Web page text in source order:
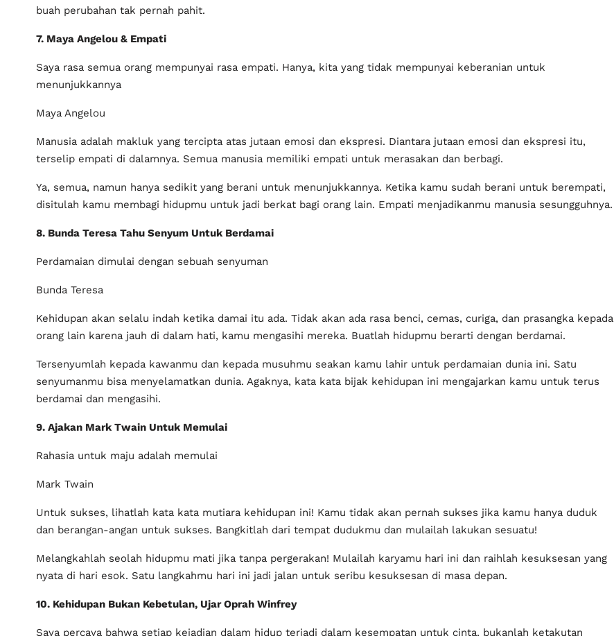
buah perubahan tak pernah pahit.
7. Maya Angelou & Empati
Saya rasa semua orang mempunyai rasa empati. Hanya, kita yang tidak mempunyai keberanian untuk
menunjukkannya
Maya Angelou
Manusia adalah makluk yang tercipta atas jutaan emosi dan ekspresi. Diantara jutaan emosi dan ekspresi itu,
terselip empati di dalamnya. Semua manusia memiliki empati untuk merasakan dan berbagi.
Ya, semua, namun hanya sedikit yang berani untuk menunjukkannya. Ketika kamu sudah berani untuk berempati,
disitulah kamu membagi hidupmu untuk jadi berkat bagi orang lain. Empati menjadikanmu manusia sesungguhnya.
8. Bunda Teresa Tahu Senyum Untuk Berdamai
Perdamaian dimulai dengan sebuah senyuman
Bunda Teresa
Kehidupan akan selalu indah ketika damai itu ada. Tidak akan ada rasa benci, cemas, curiga, dan prasangka kepada
orang lain karena jauh di dalam hati, kamu mengasihi mereka. Buatlah hidupmu berarti dengan berdamai.
Tersenyumlah kepada kawanmu dan kepada musuhmu seakan kamu lahir untuk perdamaian dunia ini. Satu
senyumanmu bisa menyelamatkan dunia. Agaknya, kata kata bijak kehidupan ini mengajarkan kamu untuk terus
berdamai dan mengasihi.
9. Ajakan Mark Twain Untuk Memulai
Rahasia untuk maju adalah memulai
Mark Twain
Untuk sukses, lihatlah kata kata mutiara kehidupan ini! Kamu tidak akan pernah sukses jika kamu hanya duduk
dan berangan-angan untuk sukses. Bangkitlah dari tempat dudukmu dan mulailah lakukan sesuatu!
Melangkahlah seolah hidupmu mati jika tanpa pergerakan! Mulailah karyamu hari ini dan raihlah kesuksesan yang
nyata di hari esok. Satu langkahmu hari ini jadi jalan untuk seribu kesuksesan di masa depan.
10. Kehidupan Bukan Kebetulan, Ujar Oprah Winfrey
Saya percaya bahwa setiap kejadian dalam hidup terjadi dalam kesempatan untuk cinta, bukanlah ketakutan